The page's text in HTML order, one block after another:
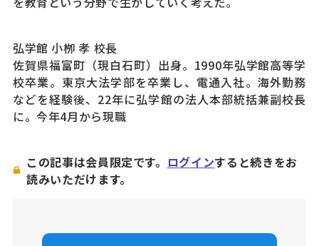
弘学館 小栁 孝 校長
佐賀県福富町（現白石町）出身。1990年弘学館高等学
校卒業。東京大法学部を卒業し、電通入社。海外勤務
などを経験後、22年に弘学館の法人本部統括兼副校長
に。今年4月から現職
この記事は会員限定です。 ログインすると続きをお
読みいただけます。